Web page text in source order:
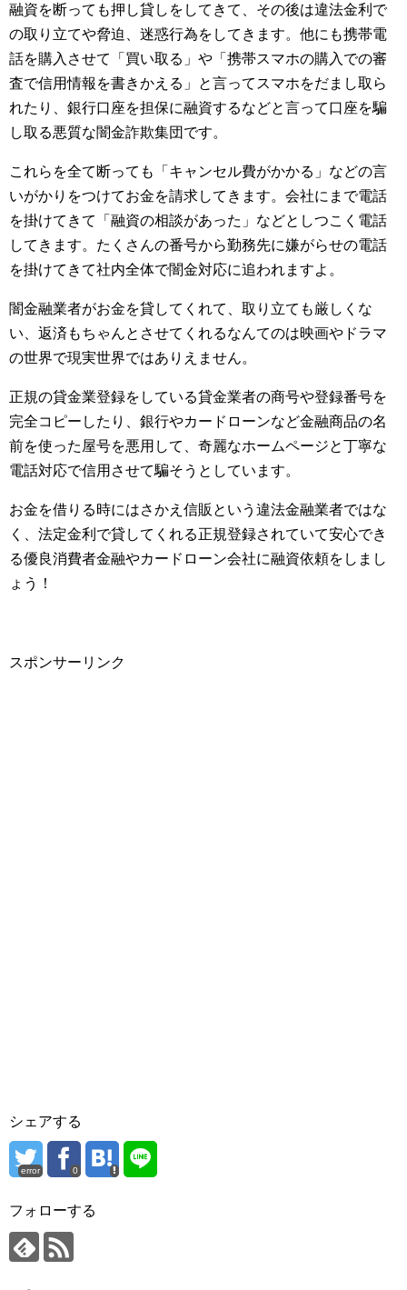
融資を断っても押し貸しをしてきて、その後は違法金利で
の取り立てや脅迫、迷惑行為をしてきます。他にも携帯電
話を購入させて「買い取る」や「携帯スマホの購入での審
査で信用情報を書きかえる」と言ってスマホをだまし取ら
れたり、銀行口座を担保に融資するなどと言って口座を騙
し取る悪質な闇金詐欺集団です。
これらを全て断っても「キャンセル費がかかる」などの言
いがかりをつけてお金を請求してきます。会社にまで電話
を掛けてきて「融資の相談があった」などとしつこく電話
してきます。たくさんの番号から勤務先に嫌がらせの電話
を掛けてきて社内全体で闇金対応に追われますよ。
闇金融業者がお金を貸してくれて、取り立ても厳しくな
い、返済もちゃんとさせてくれるなんてのは映画やドラマ
の世界で現実世界ではありえません。
正規の貸金業登録をしている貸金業者の商号や登録番号を
完全コピーしたり、銀行やカードローンなど金融商品の名
前を使った屋号を悪用して、奇麗なホームページと丁寧な
電話対応で信用させて騙そうとしています。
お金を借りる時にはさかえ信販という違法金融業者ではな
く、法定金利で貸してくれる正規登録されていて安心でき
る優良消費者金融やカードローン会社に融資依頼をしまし
ょう！
スポンサーリンク
シェアする
error 0
フォローする